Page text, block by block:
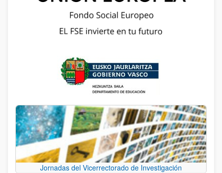
Jornadas del Vicerrectorado de Investigación